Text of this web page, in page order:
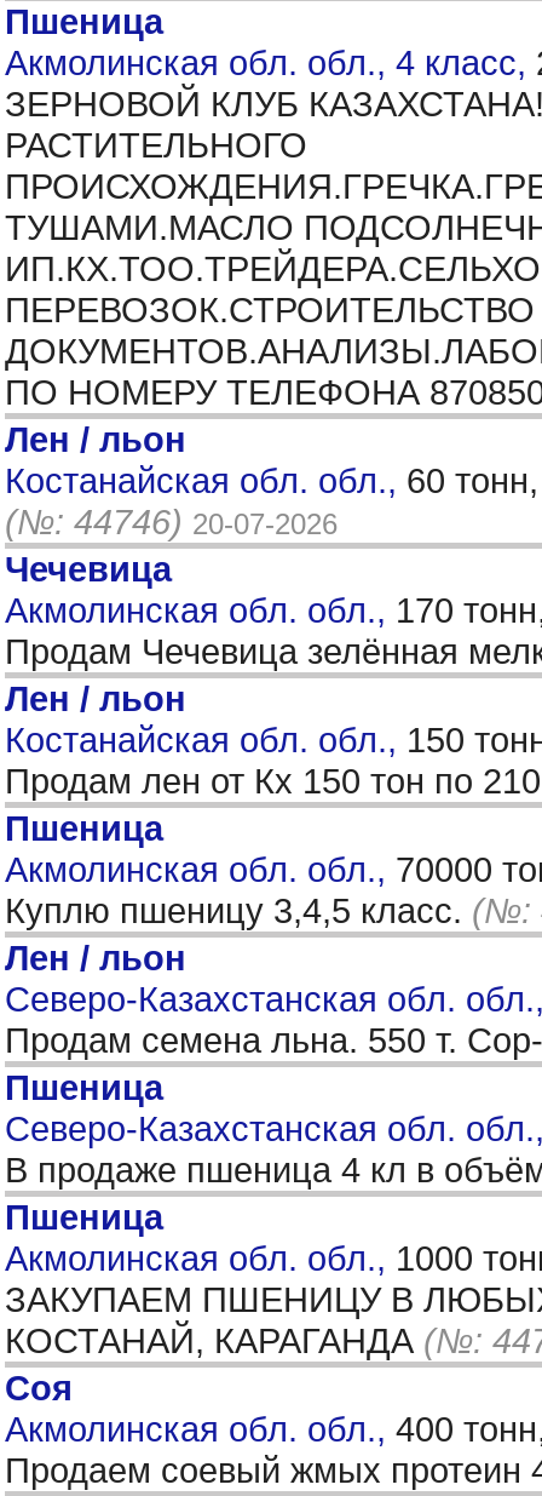
Пшеница
Акмолинская обл. обл., 4 класс,
ЗЕРНОВОЙ КЛУБ
РАСТИТЕЛЬНОГО
ТУШАМИ.МАСЛО
ПО НОМЕРУ ТЕЛЕФОНА
Лен / льон
Костанайская обл. обл., 60
(№: 44746) 20-07-2026
Чечевица
Акмолинская обл. обл., 170
Продам Чечевица зелённая
Лен / льон
Костанайская обл. обл., 150
Продам лен от Кх 150 тон по
Пшеница
Акмолинская обл. обл., 70000
Куплю пшеницу 3,4,5 класс. (№:
Лен / льон
Северо-Казахстанская обл.
Продам семена льна. 550 т.
Пшеница
Северо-Казахстанская обл.
В продаже пшеница 4 кл в
Пшеница
Акмолинская обл. обл., 1000
ЗАКУПАЕМ ПШЕНИЦУ В
КОСТАНАЙ, КАРАГАНДА (№:
Соя
Акмолинская обл. обл., 400
Продаем соевый жмых протеин